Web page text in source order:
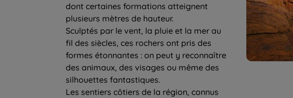
dont certaines formations atteignent
plusieurs mètres de hauteur.
Sculptés par le vent, la pluie et la mer au
fil des siècles, ces rochers ont pris des
formes étonnantes : on peut y reconnaître
des animaux, des visages ou même des
silhouettes fantastiques.
Les sentiers côtiers de la région, connus